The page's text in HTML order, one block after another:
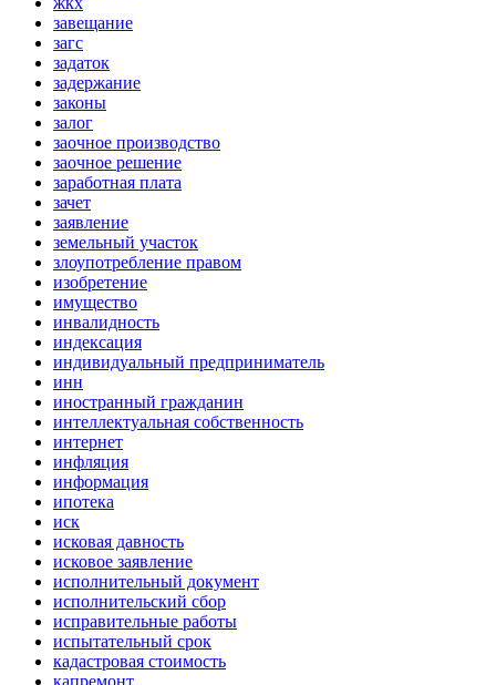
завещание
загс
задаток
задержание
законы
залог
заочное производство
заочное решение
заработная плата
зачет
заявление
земельный участок
злоупотребление правом
изобретение
имущество
инвалидность
индексация
индивидуальный предприниматель
инн
иностранный гражданин
интеллектуальная собственность
интернет
инфляция
информация
ипотека
иск
исковая давность
исковое заявление
исполнительный документ
исполнительский сбор
исправительные работы
испытательный срок
кадастровая стоимость